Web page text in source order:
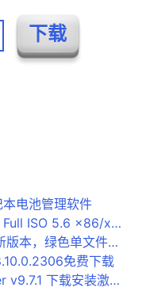
电池管理软件
管理员密码重置工具)
，绿色单文件精简版
免费下载
下载安装激活教程